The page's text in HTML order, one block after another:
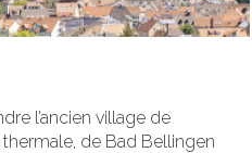
l’ancien village de
de Bad Bellingen